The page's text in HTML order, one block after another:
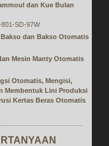
dan Kue Bulan
SD-97W
dan Bakso Otomatis
Mesin Manty Otomatis
Otomatis, Mengisi,
Membentuk Lini Produksi
Kertas Beras Otomatis
Ujung Terbuka